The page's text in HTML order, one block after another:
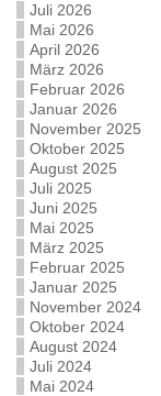
Juli 2026
Mai 2026
April 2026
März 2026
Februar 2026
Januar 2026
November 2025
Oktober 2025
August 2025
Juli 2025
Juni 2025
Mai 2025
März 2025
Februar 2025
Januar 2025
November 2024
Oktober 2024
August 2024
Juli 2024
Mai 2024